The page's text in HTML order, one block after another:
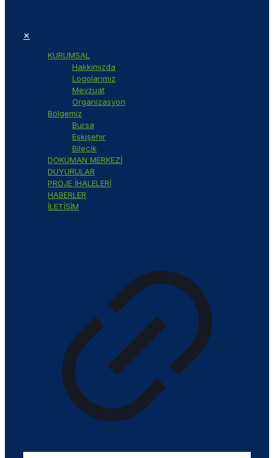
✕
KURUMSAL
Hakkımızda
Logolarımız
Mevzuat
Organizasyon
Bölgemiz
Bursa
Eskişehir
Bilecik
DOKÜMAN MERKEZİ
DUYURULAR
PROJE İHALELERİ
HABERLER
İLETİŞİM